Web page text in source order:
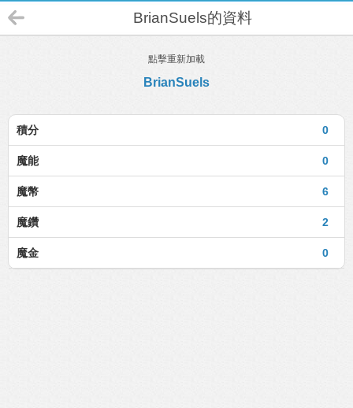
BrianSuels的資料
點擊重新加載
BrianSuels
0
積分
0
魔能
6
魔幣
2
魔鑽
0
魔金